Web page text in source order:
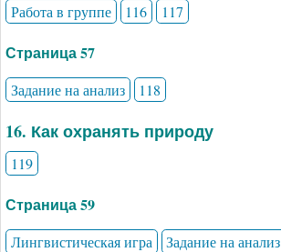
Работа в группе 116 117
Страница 57
Задание на анализ 118
16. Как охранять природу
119
Страница 59
Лингвистическая игра Задание на анализ